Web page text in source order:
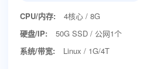
CPU/内存:
4核心 / 8G
硬盘/IP:
50G SSD / 公网1个
系统/带宽:
Linux / 1G/4T